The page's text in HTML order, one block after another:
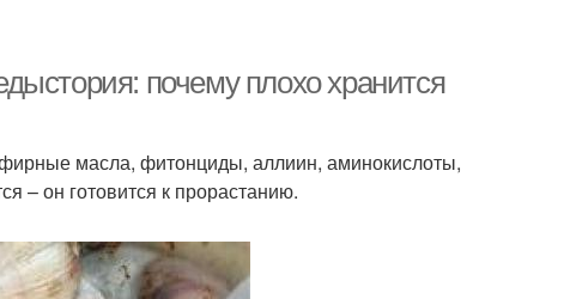
почему плохо хранится
масла, фитонциды, аллиин, аминокислоты,
– он готовится к прорастанию.